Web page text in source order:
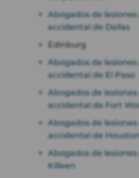
Abogados de
accidental de Dallas
Edinburg
Abogados de
accidental de El Paso
Abogados de
accidental de Fort
Abogados de
accidental de
Abogados de
Killeen